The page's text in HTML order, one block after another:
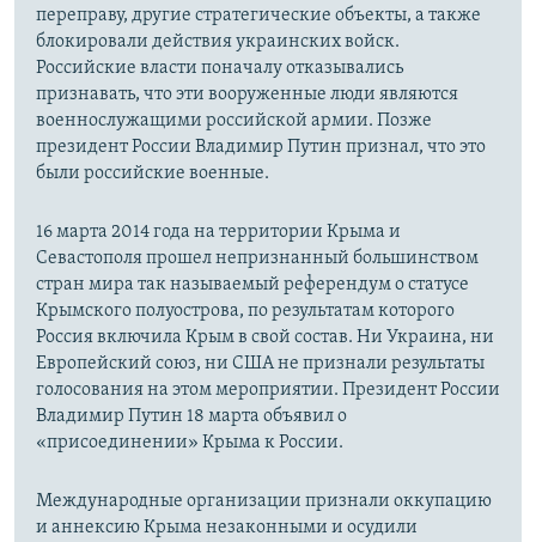
переправу, другие стратегические объекты, а также
блокировали действия украинских войск.
Российские власти поначалу отказывались
признавать, что эти вооруженные люди являются
военнослужащими российской армии. Позже
президент России Владимир Путин признал, что это
были российские военные.
16 марта 2014 года на территории Крыма и
Севастополя прошел непризнанный большинством
стран мира так называемый референдум о статусе
Крымского полуострова, по результатам которого
Россия включила Крым в свой состав. Ни Украина, ни
Европейский союз, ни США не признали результаты
голосования на этом мероприятии. Президент России
Владимир Путин 18 марта объявил о
«присоединении» Крыма к России.
Международные организации признали оккупацию
и аннексию Крыма незаконными и осудили